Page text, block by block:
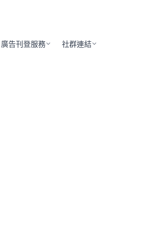
廣告刊登服務 社群連結